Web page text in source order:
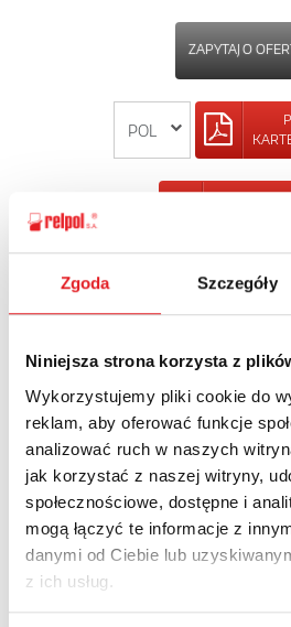
Zgoda Szczegóły
Niniejsza strona korzysta z
Wykorzystujemy pliki cookie do
reklam, aby oferować funkcje
analizować ruch w naszych
jak korzystać z naszej witryny,
społecznościowe, dostępne i
mogą łączyć te informacje z
danymi od Ciebie lub
z ich usług.
ZAPYTAJ O
Imię i nazwisko: *
Adres e-mail: *
Nazwa firmy: